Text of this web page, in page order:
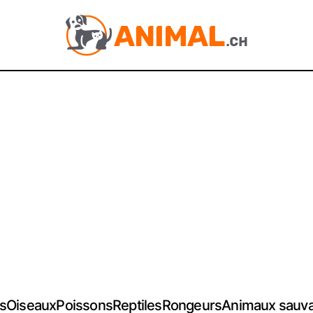
OiseauxPoissonsReptilesRongeursAnimaux